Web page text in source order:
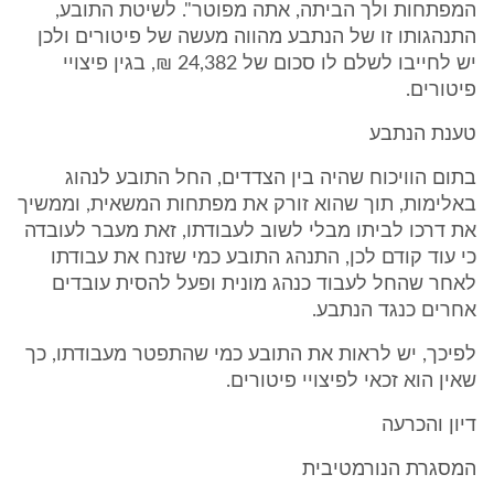
המפתחות ולך הביתה, אתה מפוטר". לשיטת התובע,
התנהגותו זו של הנתבע מהווה מעשה של פיטורים ולכן
יש לחייבו לשלם לו סכום של 24,382 ₪, בגין פיצויי
פיטורים.
טענת הנתבע
בתום הוויכוח שהיה בין הצדדים, החל התובע לנהוג
באלימות, תוך שהוא זורק את מפתחות המשאית, וממשיך
את דרכו לביתו מבלי לשוב לעבודתו, זאת מעבר לעובדה
כי עוד קודם לכן, התנהג התובע כמי שזנח את עבודתו
לאחר שהחל לעבוד כנהג מונית ופעל להסית עובדים
אחרים כנגד הנתבע.
לפיכך, יש לראות את התובע כמי שהתפטר מעבודתו, כך
שאין הוא זכאי לפיצויי פיטורים.
דיון והכרעה
המסגרת הנורמטיבית